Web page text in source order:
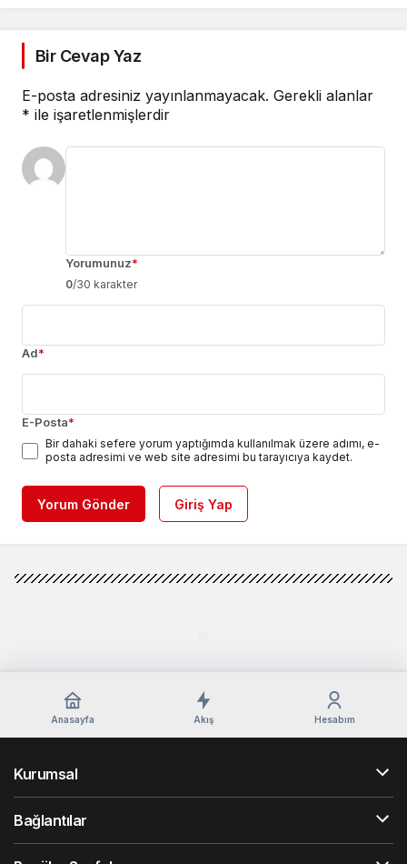
Bir Cevap Yaz
E-posta adresiniz yayınlanmayacak. Gerekli alanlar
* ile işaretlenmişlerdir
Yorumunuz*
0/30 karakter
Ad*
E-Posta*
Bir dahaki sefere yorum yaptığımda kullanılmak üzere adımı, e-
posta adresimi ve web site adresimi bu tarayıcıya kaydet.
Yorum Gönder Giriş Yap
Anasayfa Akış Hesabım
Kurumsal
Bağlantılar